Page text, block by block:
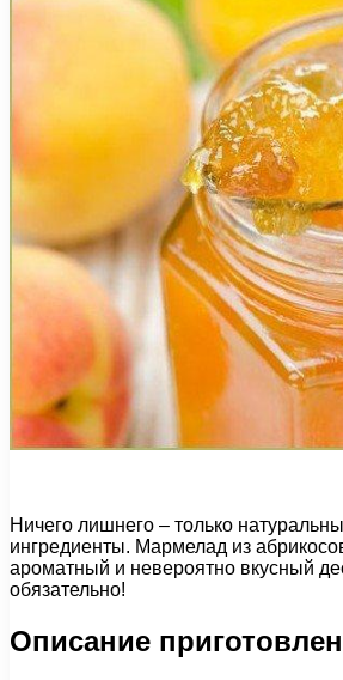
Ничего лишнего – только
ингредиенты. Мармелад из
ароматный и невероятно вкусный
обязательно!
Описание